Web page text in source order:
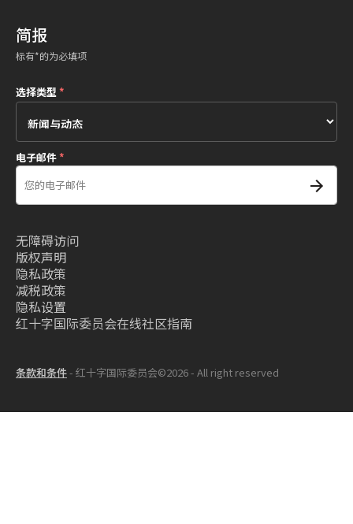
简报
标有*的为必填项
选择类型*
电子邮件*
无障碍访问
版权声明
隐私政策
减税政策
隐私设置
红十字国际委员会在线社区指南
条款和条件- 红十字国际委员会©2026 - All right reserved